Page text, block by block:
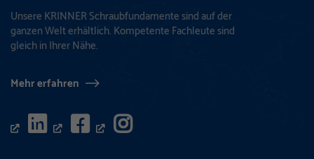
Unsere KRINNER Schraubfundamente sind auf der
ganzen Welt erhältlich. Kompetente Fachleute sind
gleich in Ihrer Nähe.
Mehr erfahren